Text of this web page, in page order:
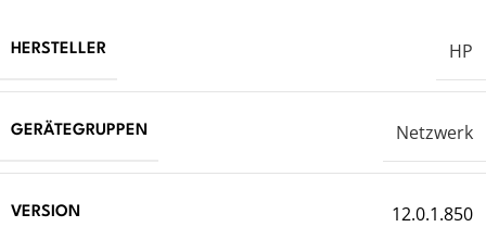
HERSTELLER HP
GERÄTEGRUPPEN Netzwerk
VERSION 12.0.1.850